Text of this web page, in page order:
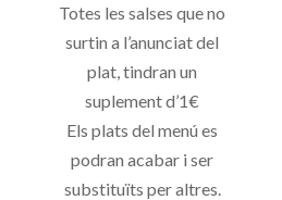
Totes les salses que no
surtin a l’anunciat del
plat, tindran un
suplement d’1€
Els plats del menú es
podran acabar i ser
substituïts per altres.